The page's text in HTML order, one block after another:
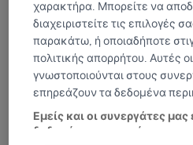
Κερδίστε
διανυκτέρευση που
Εξοικονομήστε
μελών
χαρακτήρα. Μπορείτε να
διαχειριστείτε τις επιλογές
παρακάτω, ή οποιαδήποτε
πολιτικής απορρήτου. Αυτές
γνωστοποιούνται στους
επηρεάζουν τα δεδομένα
Εμείς και οι συνεργάτες
δεδομένα προκειμένου να